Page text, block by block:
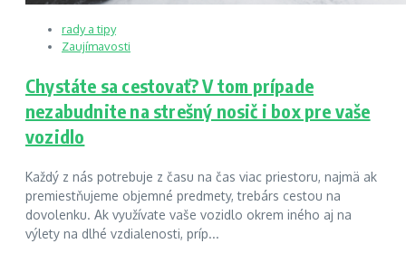
rady a tipy
Zaujímavosti
Chystáte sa cestovať? V tom prípade
nezabudnite na strešný nosič i box pre vaše
vozidlo
Každý z nás potrebuje z času na čas viac priestoru, najmä ak
premiestňujeme objemné predmety, trebárs cestou na
dovolenku. Ak využívate vaše vozidlo okrem iného aj na
výlety na dlhé vzdialenosti, príp...